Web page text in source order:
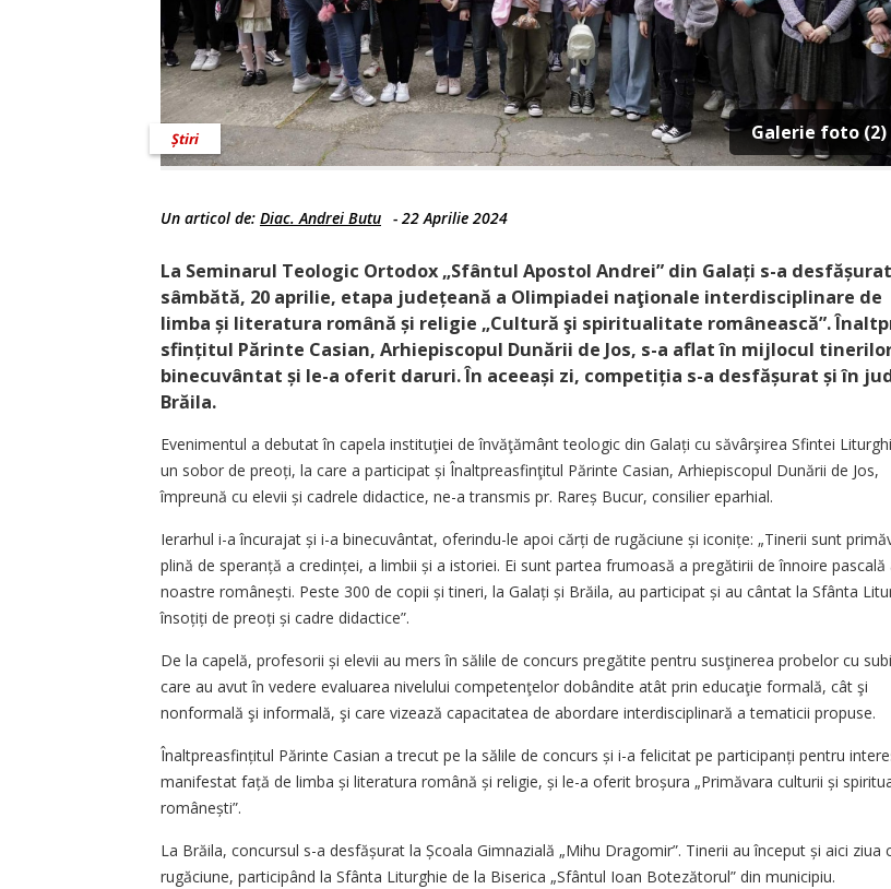
Galerie foto (2)
Știri
Un articol de: Diac. Andrei Butu - 22 Aprilie 2024
La Seminarul Teologic Ortodox „Sfântul Apostol Andrei” din Galați s-a desfășurat
sâmbătă, 20 aprilie, etapa județeană a Olimpiadei naţionale interdisciplinare de
limba și literatura română și religie „Cultură şi spiritualitate românească”.
sfințitul Părinte Casian, Arhiepiscopul Dunării de Jos, s-a aflat în mijlocul
binecuvântat și le-a oferit daruri. În aceeași zi, competiția s-a desfășurat și în
Brăila.
Evenimentul a debutat în capela instituţiei de învăţământ teologic din Galați cu săvârşirea Sfintei
un sobor de preoți, la care a participat și Înaltpreasfinţitul Părinte Casian, Arhi­episcopul Dunării de Jos,
împreună cu elevii și cadrele didactice, ne-a transmis pr. Rareș Bucur, consilier eparhial.
Ierarhul i-a încurajat și i-a binecuvântat, oferindu-le apoi cărți de rugăciune și iconițe: „Tinerii sunt
plină de speranță a cre­dinței, a limbii și a istoriei. Ei sunt partea frumoasă a pregătirii de înnoire pascală
noastre româ­nești. Peste 300 de copii și tineri, la Galați și Brăila, au participat și au cântat la Sfânta
însoțiți de preoți și cadre didactice”.
De la capelă, profesorii și elevii au mers în sălile de concurs pregătite pentru susţinerea probelor cu
care au avut în vedere evaluarea nivelului competenţelor dobândite atât prin educaţie formală, cât şi
nonformală şi informală, şi care vizează capacitatea de abordare interdisciplinară a tematicii propuse.
Înaltpreasfințitul Părinte Casian a trecut pe la sălile de concurs și i-a felicitat pe participanți pentru
manifestat față de limba și literatura română și religie, și le-a oferit broșura „Primăvara culturii și
românești”.
La Brăila, concursul s-a desfășu­rat la Școala Gimnazială „Mihu Dragomir”. Tinerii au început și aici ziua
rugăciune, participând la Sfânta Liturghie de la Biserica „Sfântul Ioan Botezătorul” din municipiu.